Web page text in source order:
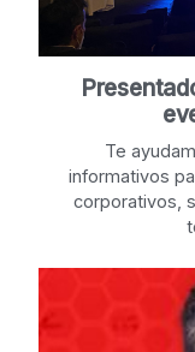
Te
informativos
corporativos,